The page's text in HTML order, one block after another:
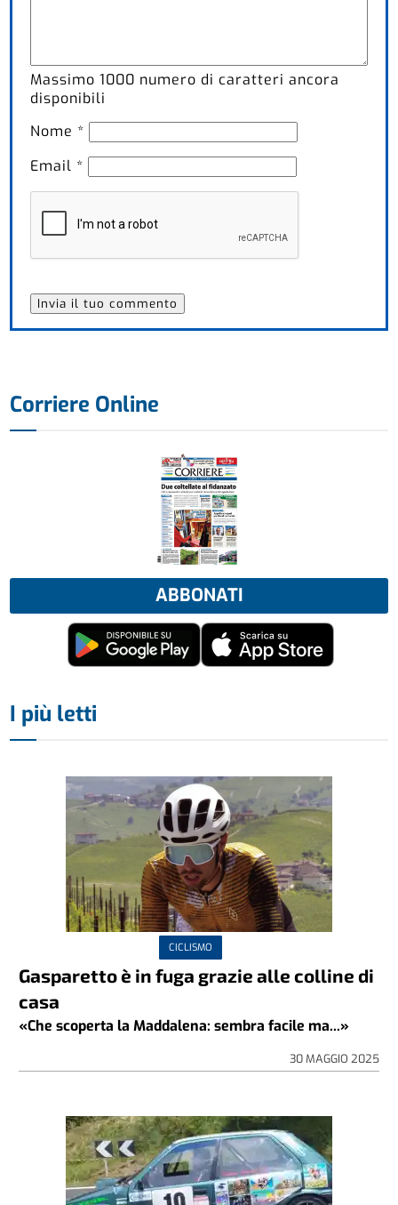
Massimo1000 numero di caratteri ancora
disponibili
Nome *
Email *
Corriere Online
ABBONATI
I più letti
CICLISMO
Gasparetto è in fuga grazie alle colline di
casa
«Che scoperta la Maddalena: sembra facile ma...»
30 MAGGIO 2025